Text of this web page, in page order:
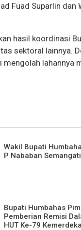
Fuad Suparlin dan
hasil koordinasi
sektoral lainnya.
mengolah lahannya
Wakil Bupati
P Nababan
Bupati Humbahas
Pemberian Remisi
HUT Ke-79